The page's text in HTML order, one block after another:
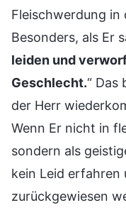
Fleischwerdung in
Besonders, als Er
leiden und
Geschlecht.“ Das
der Herr
Wenn Er nicht in
sondern als
kein Leid erfahren
zurückgewiesen